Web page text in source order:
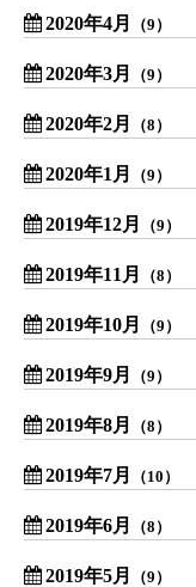
2020年4月 （9）
2020年3月 （9）
2020年2月 （8）
2020年1月 （9）
2019年12月 （9）
2019年11月 （8）
2019年10月 （9）
2019年9月 （9）
2019年8月 （8）
2019年7月 （10）
2019年6月 （8）
2019年5月 （9）